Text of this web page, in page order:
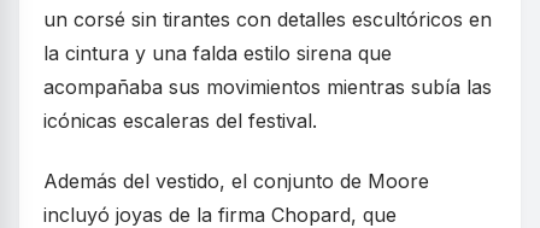
un corsé sin tirantes con detalles escultóricos en
la cintura y una falda estilo sirena que
acompañaba sus movimientos mientras subía las
icónicas escaleras del festival.
Además del vestido, el conjunto de Moore
incluyó joyas de la firma Chopard, que